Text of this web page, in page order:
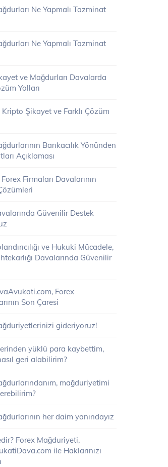
Ne Yapmalı Tazminat
Ne Yapmalı Tazminat
ve Mağdurları Davalarda
Yolları
Kripto Şikayet ve Farklı Çözüm
Bankacılık Yönünden
Açıklaması
Forex Firmaları Davalarının
Güvenilir Destek
ve Hukuki Mücadele,
Davalarında Güvenilir
Forex
Son Çaresi
gideriyoruz!
yüklü para kaybettim,
geri alabilirim?
mağduriyetimi
her daim yanındayız
Forex Mağduriyeti,
ile Haklarınızı